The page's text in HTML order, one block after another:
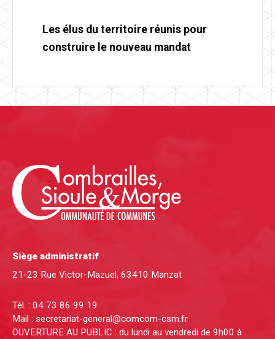
Les élus du territoire réunis pour
construire le nouveau mandat
Siège administratif
21-23 Rue Victor-Mazuel, 63410 Manzat
Tél. : 04 73 86 99 19
Mail : secretariat-general@comcom-csm.fr
OUVERTURE AU PUBLIC : du lundi au vendredi de 9h00 à